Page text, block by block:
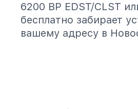
6200 BP EDST/CLST
бесплатно забирает
вашему адресу в